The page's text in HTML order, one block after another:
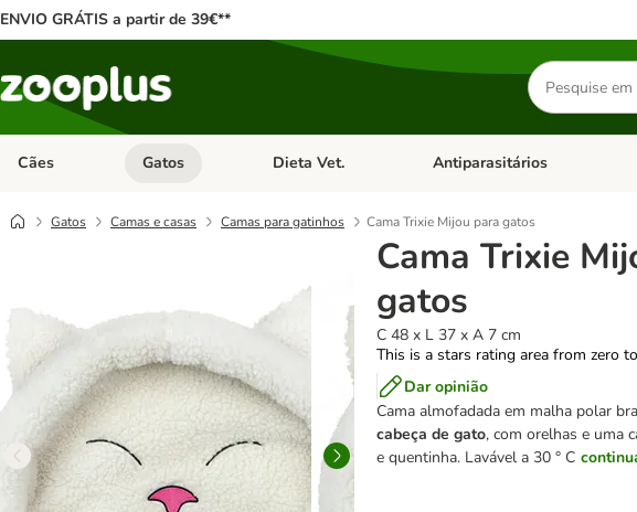
ENVIO GRÁTIS a partir de 39€**
Pesquisar
produtos
Cães Abrir menu de categoria: Cães
Gatos Abrir menu de categoria: Gatos
Dieta Vet. Abrir menu de categoria: Dieta
Antiparasitários
Gatos Camas e casas Camas para gatinhos Cama Trixie Mijou para gatos
Cama Trixie
gatos
C 48 x L 37 x A 7 cm
This is a stars rating area from zero
Dar opinião
Cama almofadada em malha polar
cabeça de gato, com orelhas e uma
e quentinha. Lavável a 30 ° C